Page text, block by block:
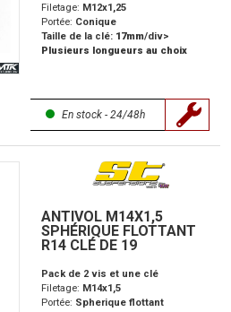
Filetage: M12x1,25
Portée: Conique
Taille de la clé: 17mm/div>
Plusieurs longueurs au choix
En stock - 24/48h
ANTIVOL M14X1,5
SPHÉRIQUE FLOTTANT
R14 CLÉ DE 19
Pack de 2 vis et une clé
Filetage: M14x1,5
Portée: Spherique flottant